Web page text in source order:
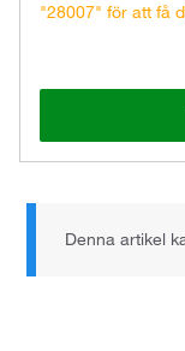
"28007" för att få
Denna artikel